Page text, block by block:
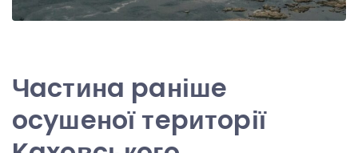
Чacтинa paнішe
ocyшeнoї тepитopії